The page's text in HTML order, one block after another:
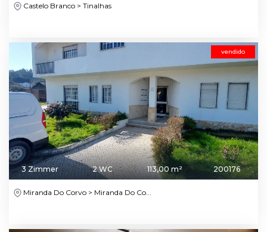
Castelo Branco > Tinalhas
vendido
3 Zimmer 2 WC 113,00 m² 200176
Miranda Do Corvo > Miranda Do Co...